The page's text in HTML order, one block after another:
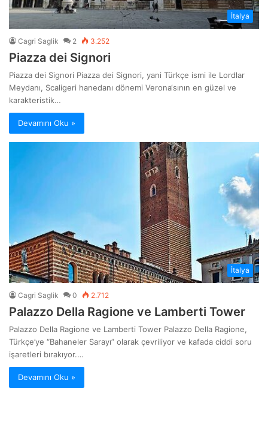
İtalya
Cagri Saglik 2 3.252
Piazza dei Signori
Piazza dei Signori Piazza dei Signori, yani Türkçe ismi ile Lordlar
Meydanı, Scaligeri hanedanı dönemi Verona‘sının en güzel ve
karakteristik…
Devamını Oku »
İtalya
Cagri Saglik 0 2.712
Palazzo Della Ragione ve Lamberti Tower
Palazzo Della Ragione ve Lamberti Tower Palazzo Della Ragione,
Türkçe’ye “Bahaneler Sarayı” olarak çevriliyor ve kafada ciddi soru
işaretleri bırakıyor.…
Devamını Oku »